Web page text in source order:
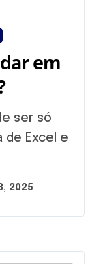
em
de Excel e
2025